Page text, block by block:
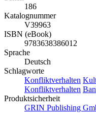
186
Katalognummer
V39963
ISBN (eBook)
9783638386012
Sprache
Deutsch
Schlagworte
Konfliktverhalten
Konfliktverhalten
Produktsicherheit
GRIN Publishing